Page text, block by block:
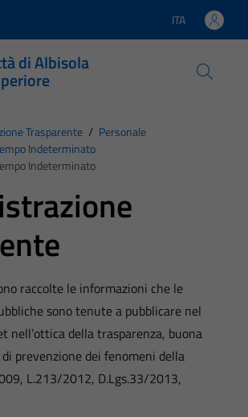
Lingua attiva:
ITA
di Albisola
Trasparente / Personale
Indeterminato
Indeterminato
raccolte le informazioni che le
sono tenute a pubblicare nel
nell’ottica della trasparenza, buona
prevenzione dei fenomeni della
L.213/2012, D.Lgs.33/2013,